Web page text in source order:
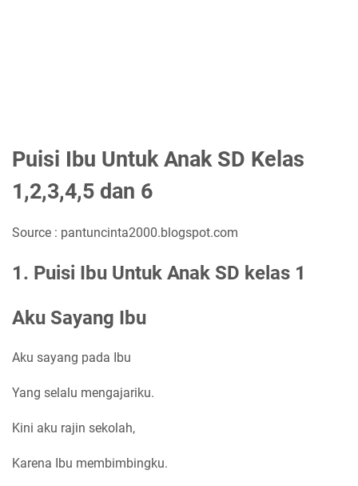
Puisi Ibu Untuk Anak SD Kelas
1,2,3,4,5 dan 6
Source : pantuncinta2000.blogspot.com
1. Puisi Ibu Untuk Anak SD kelas 1
Aku Sayang Ibu
Aku sayang pada Ibu
Yang selalu mengajariku.
Kini aku rajin sekolah,
Karena Ibu membimbingku.